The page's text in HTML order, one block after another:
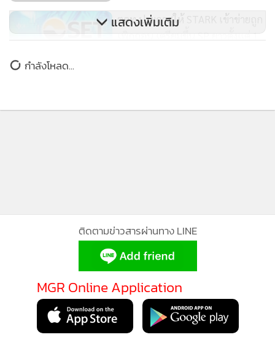
ตลท.ประกาศให้ STARK เข้าข่ายถูก
เพิกถอน เตรียมขึ้น SP ยาวตั้งแต่ 1
แสดงเพิ่มเติม
กำลังโหลด...
ติดตามข่าวสารผ่านทาง LINE
MGR Online Application